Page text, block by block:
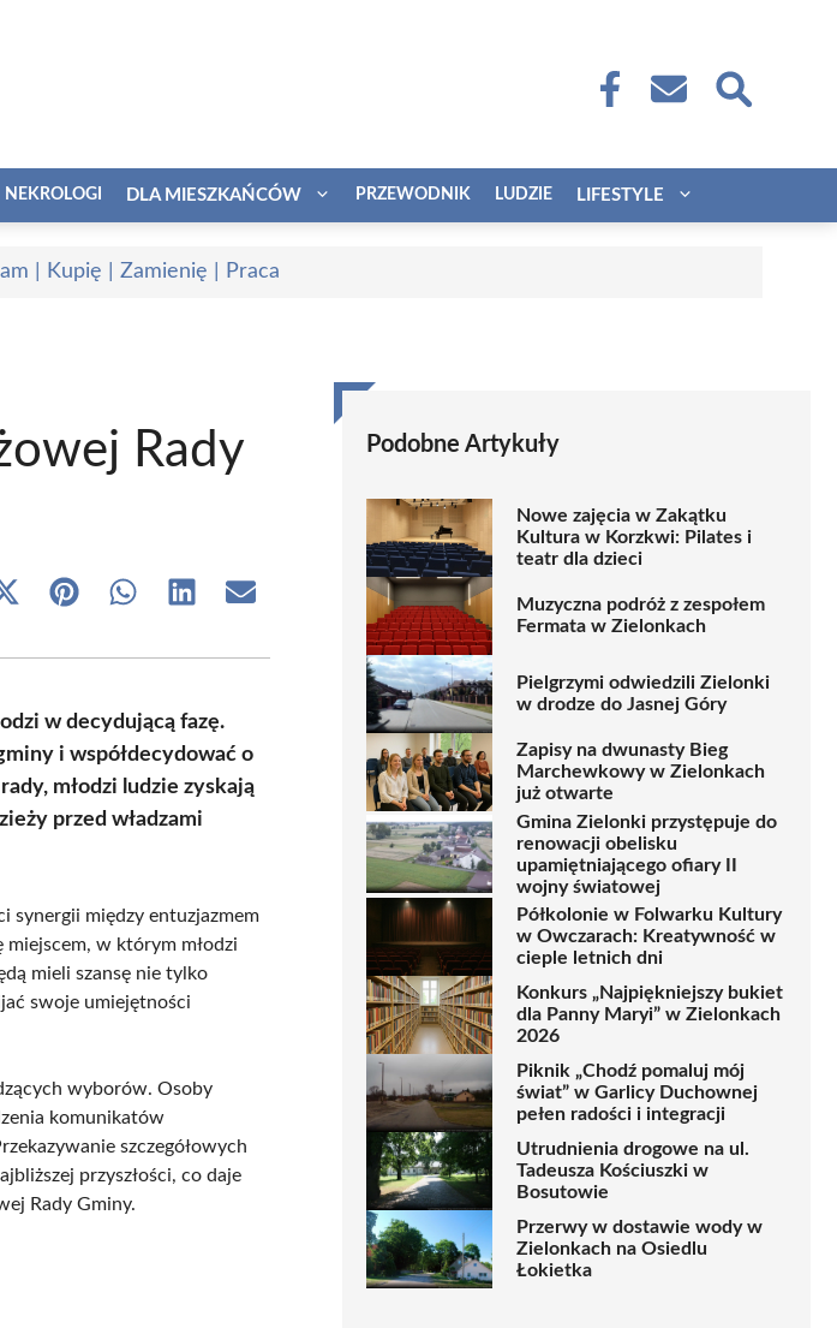
NEKROLOGI DLA MIESZKAŃCÓW PRZEWODNIK LUDZIE LIFESTYLE
| Kupię | Zamienię | Praca
Rady
Share
(Twitter)
Share Share Share Share
w decydującą fazę.
i współdecydować o
młodzi ludzie zyskają
przed władzami
synergii między entuzjazmem
miejscem, w którym młodzi
mieli szansę nie tylko
swoje umiejętności
wyborów. Osoby
komunikatów
szczegółowych
przyszłości, co daje
Rady Gminy.
Podobne Artykuły
Nowe zajęcia w Zakątku
Kultura w Korzkwi: Pilates i
teatr dla dzieci
Muzyczna podróż z zespołem
Fermata w Zielonkach
Pielgrzymi odwiedzili Zielonki
w drodze do Jasnej Góry
Zapisy na dwunasty Bieg
Marchewkowy w Zielonkach
już otwarte
Gmina Zielonki przystępuje do
renowacji obelisku
upamiętniającego ofiary II
wojny światowej
Półkolonie w Folwarku Kultury
w Owczarach: Kreatywność w
cieple letnich dni
Konkurs „Najpiękniejszy bukiet
dla Panny Maryi” w Zielonkach
2026
Piknik „Chodź pomaluj mój
świat” w Garlicy Duchownej
pełen radości i integracji
Utrudnienia drogowe na ul.
Tadeusza Kościuszki w
Bosutowie
Przerwy w dostawie wody w
Zielonkach na Osiedlu
Łokietka